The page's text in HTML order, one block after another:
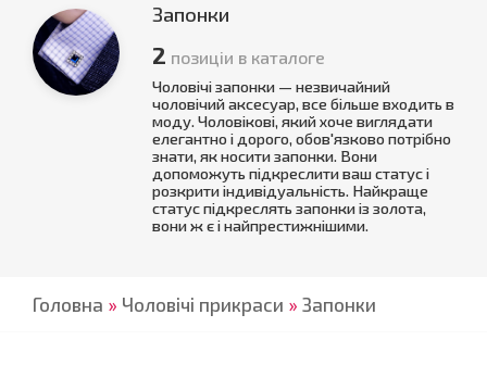
Запонки
2 позиціи в каталоге
Чоловічі запонки — незвичайний
чоловічий аксесуар, все більше входить в
моду. Чоловікові, який хоче виглядати
елегантно і дорого, обов'язково потрібно
знати, як носити запонки. Вони
допоможуть підкреслити ваш статус і
розкрити індивідуальність. Найкраще
статус підкреслять запонки із золота,
вони ж є і найпрестижнішими.
Головна » Чоловічі прикраси » Запонки